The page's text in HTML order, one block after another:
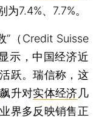
7.4%、7.7%。
（Credit Suisse
示，中国经济近
跃。瑞信称，这
飙升对实体经济几
界多反映销售正